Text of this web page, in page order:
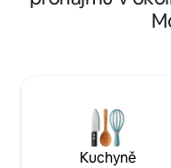
města a slavných
uměleckých měst.
autem nebo 20 minut
centra města.
Kuchyně